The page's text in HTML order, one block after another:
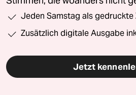
Jeden Samstag als gedruckte
Zusätzlich digitale Ausgabe
Jetzt